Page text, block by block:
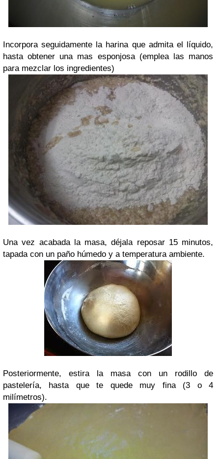
Incorpora seguidamente la harina que admita el líquido,
hasta obtener una mas esponjosa (emplea las manos
para mezclar los ingredientes)
Una vez acabada la masa, déjala reposar 15 minutos,
tapada con un paño húmedo y a temperatura ambiente.
Posteriormente, estira la masa con un rodillo de
pastelería, hasta que te quede muy fina (3 o 4
milímetros).